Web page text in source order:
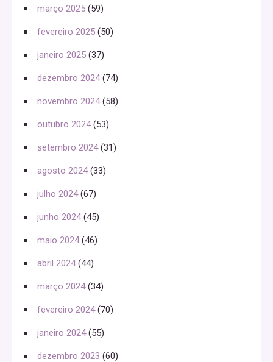
março 2025 (59)
fevereiro 2025 (50)
janeiro 2025 (37)
dezembro 2024(74)
novembro 2024(58)
outubro 2024(53)
setembro 2024(31)
agosto 2024(33)
julho 2024(67)
junho 2024(45)
maio 2024(46)
abril 2024(44)
março 2024(34)
fevereiro 2024(70)
janeiro 2024(55)
dezembro 2023 (60)